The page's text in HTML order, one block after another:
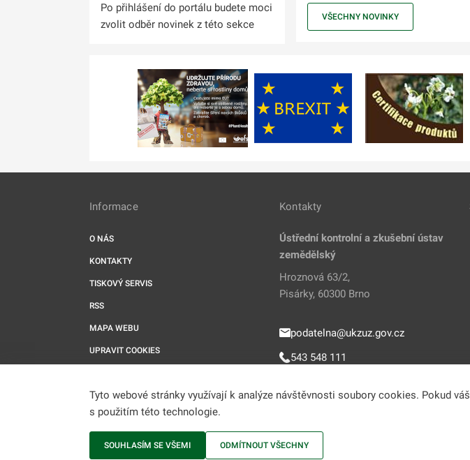
VŠECHNY NOVINKY
Po přihlášení do portálu budete moci
zvolit odběr novinek z této sekce
Informace
O NÁS
KONTAKTY
TISKOVÝ SERVIS
RSS
MAPA WEBU
UPRAVIT COOKIES
Kontakty
Ústřední kontrolní a zkušební ústav
zemědělský
Hroznová 63/2,
Pisárky, 60300 Brno
podatelna@ukzuz.gov.cz
543 548 111
Tyto webové stránky využívají k analýze návštěvnosti soubory cookies. Pokud
s použitím této technologie.
SOUHLASÍM SE VŠEMI ODMÍTNOUT VŠECHNY